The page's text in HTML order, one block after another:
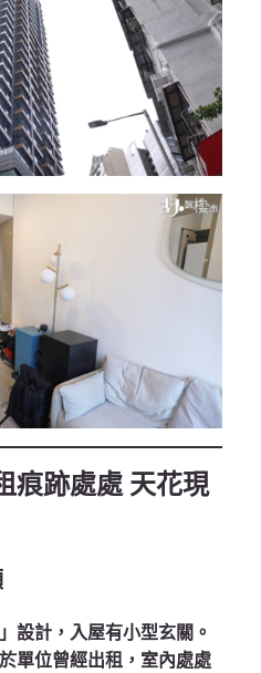
痕跡處處 天花現
設計，入屋有小型玄關。
單位曾經出租，室內處處